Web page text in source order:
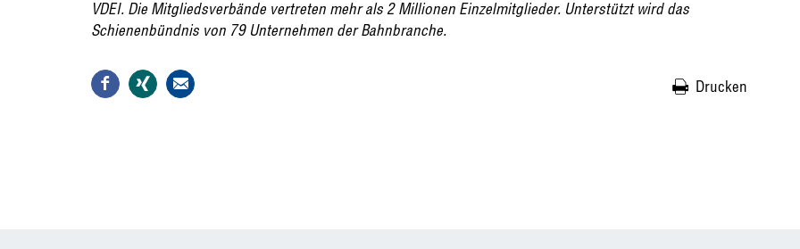
VDEI. Die Mitgliedsverbände vertreten mehr als 2 Millionen Einzelmitglieder. Unterstützt wird das
Schienenbündnis von 79 Unternehmen der Bahnbranche.
Drucken